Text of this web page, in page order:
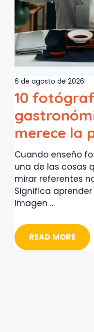
6 de agosto de 2026
10
merece la
Cuando enseño
una de las cosas
mirar referentes
Significa
imagen …
READ MORE